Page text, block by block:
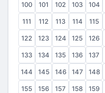
100 101 102 103 104
111 112 113 114 115
122 123 124 125 126
133 134 135 136 137
144 145 146 147 148
155 156 157 158 159